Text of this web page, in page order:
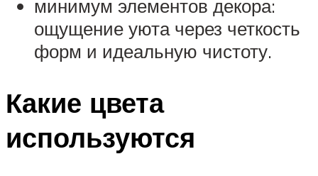
минимум элементов декора:
ощущение уюта через четкость
форм и идеальную чистоту.
Какие цвета
используются